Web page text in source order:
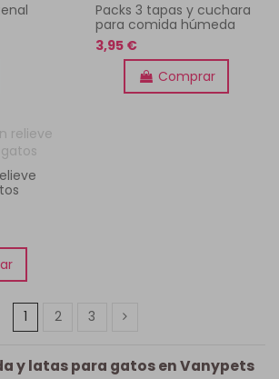
Packs 3 tapas y cuchara
para comida húmeda
3,95 €
Comprar
1 2 3
y latas para gatos en Vanypets